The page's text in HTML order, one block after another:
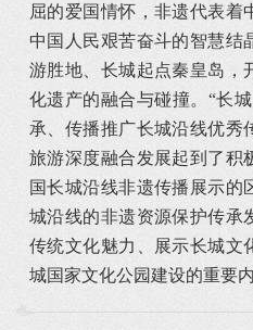
屈的爱国情怀，非遗代表着
中国人民艰苦奋斗的智慧结
游胜地、长城起点秦皇岛，
化遗产的融合与碰撞。“长
承、传播推广长城沿线优秀
旅游深度融合发展起到了积
国长城沿线非遗传播展示的
城沿线的非遗资源保护传承
传统文化魅力、展示长城文
城国家文化公园建设的重要内